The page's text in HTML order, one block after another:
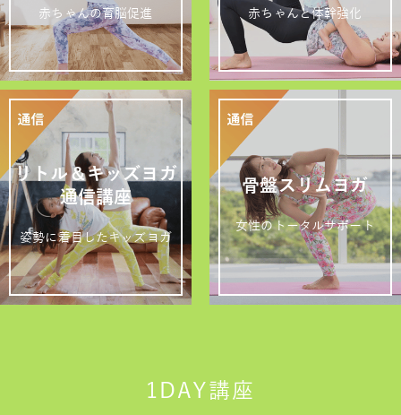
赤ちゃんの育脳促進 赤ちゃんと体幹強化
リトル＆キッズヨガ
通信講座
姿勢に着目したキッズヨガ
骨盤スリムヨガ
女性のトータルサポート
1DAY講座